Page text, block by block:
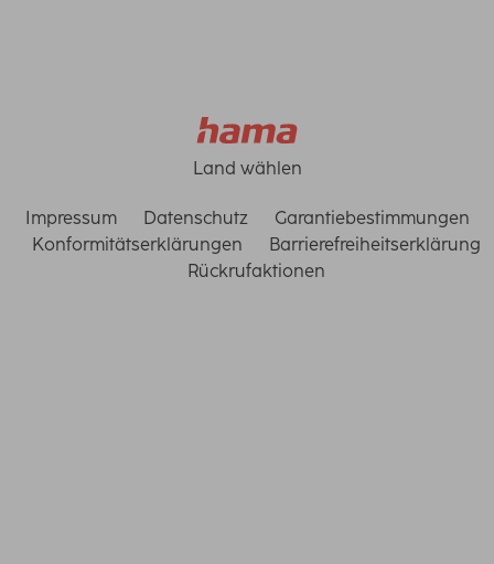
Land wählen
Impressum Datenschutz
Garantiebestimmungen
Konformitätserklärungen
Barrierefreiheitserklärung
Rückrufaktionen